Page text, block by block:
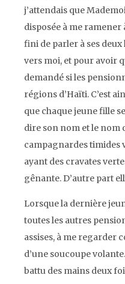
j’attendais que
disposée à me ramener
fini de parler à ses
vers moi, et pour avoir
demandé si les
régions d’Haïti. C’est
que chaque jeune fille
dire son nom et le nom
campagnardes timides
ayant des cravates
gênante. D’autre part
Lorsque la dernière
toutes les autres
assises, à me regarder
d’une soucoupe
battu des mains deux